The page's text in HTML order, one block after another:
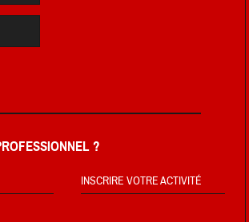
?
INSCRIRE VOTRE ACTIVITÉ